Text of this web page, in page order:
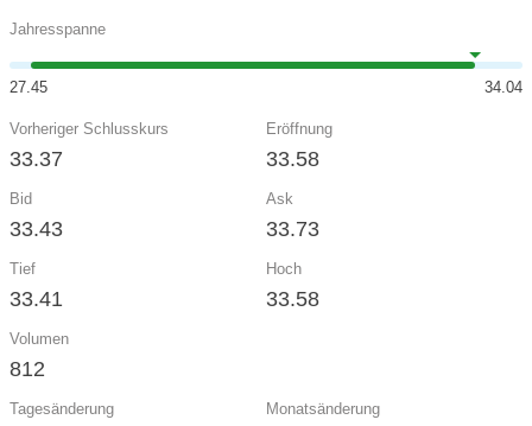
Jahresspanne
27.45 34.04
Vorheriger Schlusskurs
33.37
Eröffnung
33.58
Bid
33.43
Ask
33.73
Tief
33.41
Hoch
33.58
Volumen
812
Tagesänderung Monatsänderung